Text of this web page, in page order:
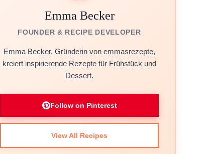
Emma Becker
FOUNDER & RECIPE DEVELOPER
Emma Becker, Gründerin von emmasrezepte,
kreiert inspirierende Rezepte für Frühstück und
Dessert.
Follow on Pinterest
View All Recipes